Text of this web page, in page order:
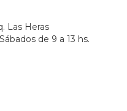
Las Heras
de 9 a 13 hs.